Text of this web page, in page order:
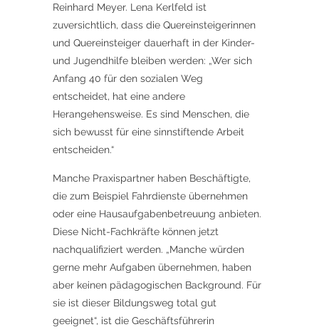
Reinhard Meyer. Lena Kerlfeld ist
zuversichtlich, dass die Quereinsteigerinnen
und Quereinsteiger dauerhaft in der Kinder-
und Jugendhilfe bleiben werden: „Wer sich
Anfang 40 für den sozialen Weg
entscheidet, hat eine andere
Herangehensweise. Es sind Menschen, die
sich bewusst für eine sinnstiftende Arbeit
entscheiden.“
Manche Praxispartner haben Beschäftigte,
die zum Beispiel Fahrdienste übernehmen
oder eine Hausaufgabenbetreuung anbieten.
Diese Nicht-Fachkräfte können jetzt
nachqualifiziert werden. „Manche würden
gerne mehr Aufgaben übernehmen, haben
aber keinen pädagogischen Background. Für
sie ist dieser Bildungsweg total gut
geeignet“, ist die Geschäftsführerin